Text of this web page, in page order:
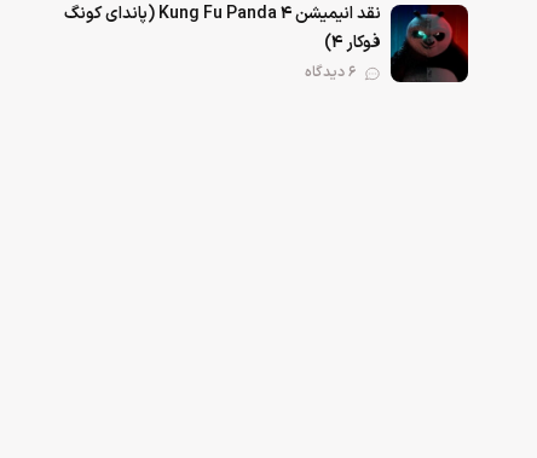
نقد انیمیشن Kung Fu Panda 4 (پاندای کونگ‌
فوکار ۴)